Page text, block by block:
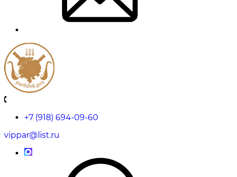
+7 (918) 694-09-60
vippar@list.ru